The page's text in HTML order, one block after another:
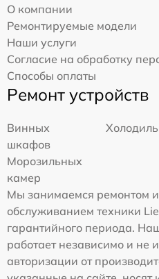
О компании
Ремонтируемые модели
Наши услуги
Согласие на обработку
Способы оплаты
Ремонт устройств
Винных
шкафов
Морозильных
камер
Мы занимаемся ремонтом
обслуживанием техники
гарантийного периода.
работает независимо и не
авторизации от